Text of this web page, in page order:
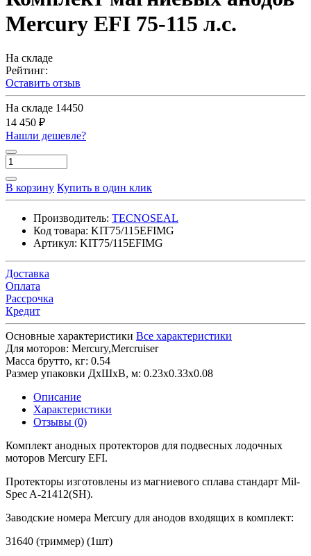
Mercury EFI 75-115 л.с.
На складе
Рейтинг:
Оставить отзыв
На складе 14450
14 450 ₽
Нашли дешевле?
В корзину Купить в один клик
Производитель: TECNOSEAL
Код товара: KIT75/115EFIMG
Артикул: KIT75/115EFIMG
Доставка
Оплата
Рассрочка
Кредит
Основные характеристики Все характеристики
Для моторов: Mercury,Mercruiser
Масса брутто, кг: 0.54
Размер упаковки ДхШхВ, м: 0.23x0.33x0.08
Описание
Характеристики
Отзывы (0)
Комплект анодных протекторов для подвесных лодочных
моторов Mercury EFI.
Протекторы изготовлены из магниевого сплава стандарт Mil-
Spec A-21412(SH).
Заводские номера Mercury для анодов входящих в комплект:
31640 (триммер) (1шт)